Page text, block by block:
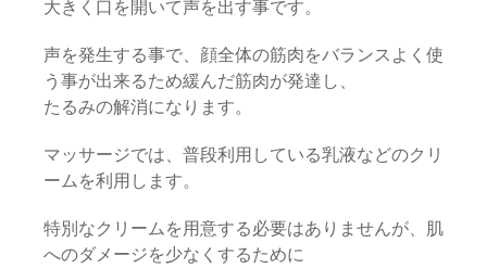
大きく口を開いて声を出す事です。
声を発生する事で、顔全体の筋肉をバランスよく使
う事が出来るため緩んだ筋肉が発達し、
たるみの解消になります。
マッサージでは、普段利用している乳液などのクリ
ームを利用します。
特別なクリームを用意する必要はありませんが、肌
へのダメージを少なくするために